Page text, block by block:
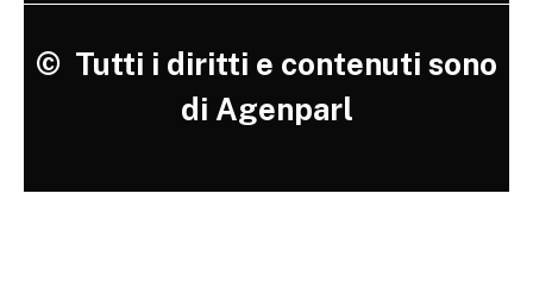
© Tutti i diritti e contenuti sono
di Agenparl